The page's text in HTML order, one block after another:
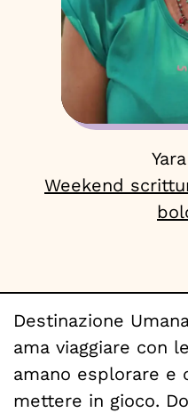
Weekend
Destinazione
ama viaggiare con
amano esplorare e
mettere in gioco.